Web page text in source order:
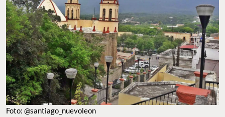
Foto: @santiago_nuevoleon